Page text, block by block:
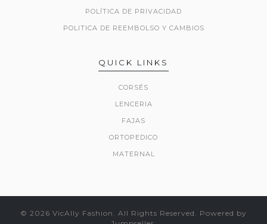
POLÍTICA DE PRIVACIDAD
POLITICA DE REEMBOLSO Y CAMBIOS
QUICK LINKS
CORSÉS
LENCERIA
FAJAS
ORTOPEDICO
MATERNAL
© 2026 VicAlly Fashion. All Rights Reserved. Powered by